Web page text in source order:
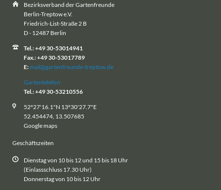
Bezirksverband der Gartenfreunde
Berlin-Treptow e.V.
Friedrich-List-Straße 2 B
D - 12487 Berlin
Tel.: +49 30-53014941
Fax.: +49 30-53017789
E: mail@gartenfreunde-treptow.de
Gartentelefon:
Tel.: +49 30-53210556
52°27'16.1"N 13°30'27.7"E
52.454474, 13.507685
Google maps
Geschäftszeiten
Dienstag von 10 bis 12 und 15 bis 18 Uhr
(Einlassschluss 17.30 Uhr)
Donnerstag von 10 bis 12 Uhr